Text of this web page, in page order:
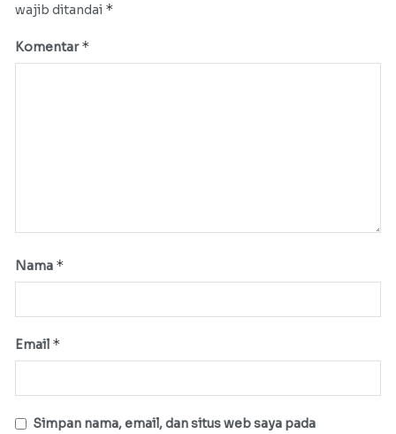
wajib ditandai *
Komentar*
Nama *
Email *
Simpan nama, email, dan situs web saya pada